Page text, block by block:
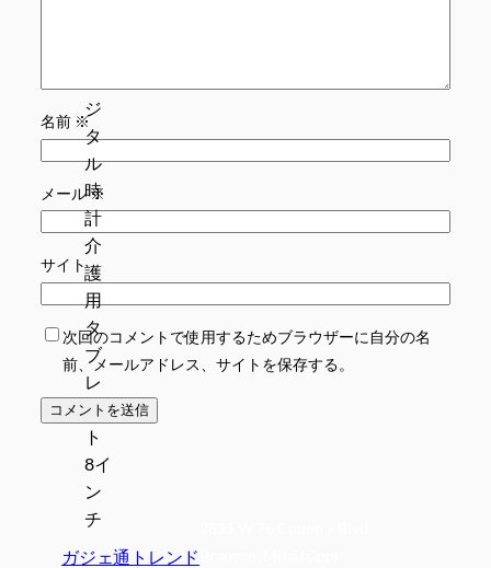
名前 ※
メール※
サイト
次回のコメントで使用するためブラウザーに自分の名
前、メールアドレス、サイトを保存する。
ガジェ通トレンド